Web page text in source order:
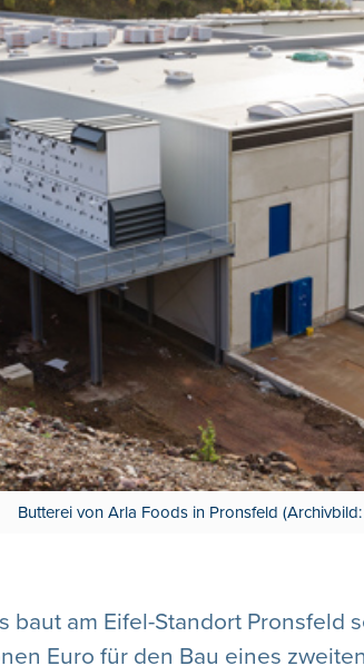
Butterei von Arla Foods in Pronsfeld
baut am Eifel-Standort Pronsfeld
Euro für den Bau eines